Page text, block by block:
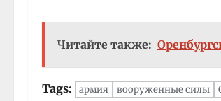
Читайте также:
Tags: армия вооруженные силы